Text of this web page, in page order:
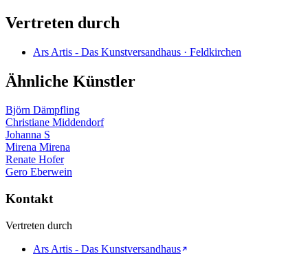
Vertreten durch
Ars Artis - Das Kunstversandhaus · Feldkirchen
Ähnliche Künstler
Björn Dämpfling
Christiane Middendorf
Johanna S
Mirena Mirena
Renate Hofer
Gero Eberwein
Kontakt
Vertreten durch
Ars Artis - Das Kunstversandhaus